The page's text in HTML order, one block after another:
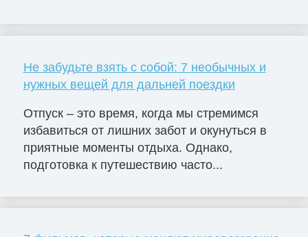
Не забудьте взять с собой: 7 необычных и
нужных вещей для дальней поездки
Отпуск – это время, когда мы стремимся
избавиться от лишних забот и окунуться в
приятные моменты отдыха. Однако,
подготовка к путешествию часто...